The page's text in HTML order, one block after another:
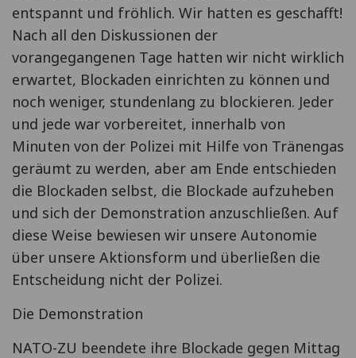
entspannt und fröhlich. Wir hatten es geschafft!
Nach all den Diskussionen der
vorangegangenen Tage hatten wir nicht wirklich
erwartet, Blockaden einrichten zu können und
noch weniger, stundenlang zu blockieren. Jeder
und jede war vorbereitet, innerhalb von
Minuten von der Polizei mit Hilfe von Tränengas
geräumt zu werden, aber am Ende entschieden
die Blockaden selbst, die Blockade aufzuheben
und sich der Demonstration anzuschließen. Auf
diese Weise bewiesen wir unsere Autonomie
über unsere Aktionsform und überließen die
Entscheidung nicht der Polizei.
Die Demonstration
NATO-ZU beendete ihre Blockade gegen Mittag